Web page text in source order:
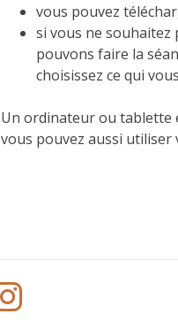
vous pouvez
si vous ne souhaitez
pouvons faire la
choisissez ce qui
Un ordinateur ou tablette
vous pouvez aussi